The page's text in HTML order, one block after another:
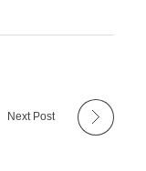
Next Post